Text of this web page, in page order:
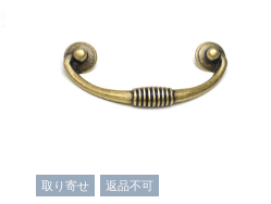
取り寄せ 返品不可